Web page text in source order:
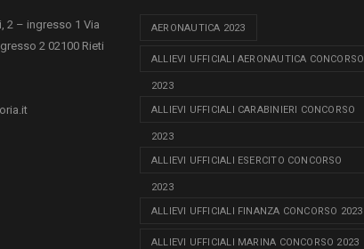
2 – ingresso 1 Via
2 02100 Rieti
AERONAUTICA 2023
ALLIEVI UFFICIALI AERONAUTICA CONCORSO
2023
ALLIEVI UFFICIALI CARABINIERI CONCORSO
2023
ALLIEVI UFFICIALI ESERCITO CONCORSO
2023
ALLIEVI UFFICIALI FINANZA CONCORSO 2023
ALLIEVI UFFICIALI MARINA CONCORSO 2023